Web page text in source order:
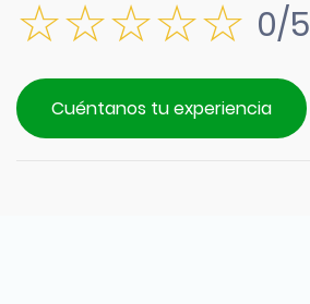
0/5
Cuéntanos tu experiencia